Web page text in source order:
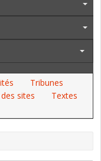
Tribunes
sites
Textes